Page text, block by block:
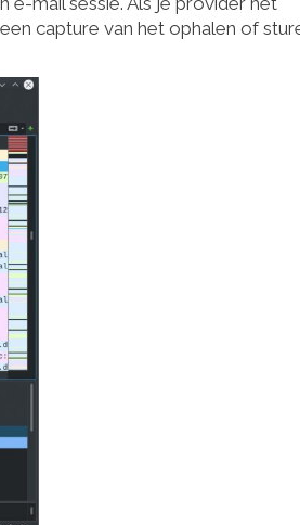
capture van het ophalen of